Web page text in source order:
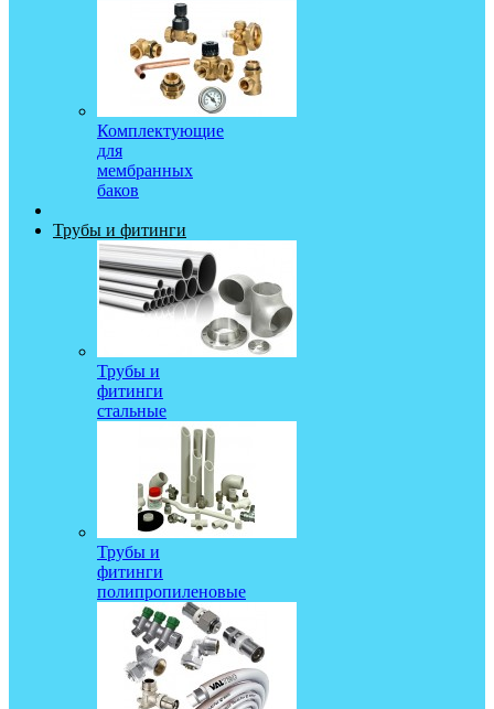
Комплектующие
для
мембранных
баков
Трубы и фитинги
Трубы и
фитинги
стальные
Трубы и
фитинги
полипропиленовые